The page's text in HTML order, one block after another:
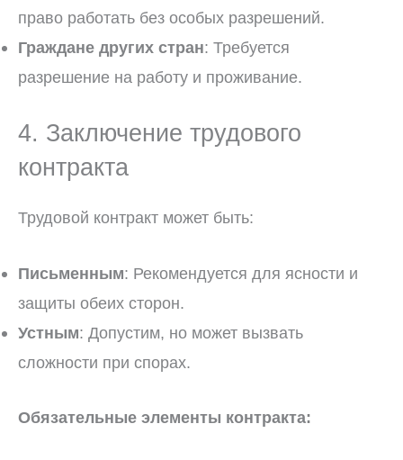
право работать без особых разрешений.
Граждане других стран: Требуется
разрешение на работу и проживание.
4. Заключение трудового
контракта
Трудовой контракт может быть:
Письменным: Рекомендуется для ясности и
защиты обеих сторон.
Устным: Допустим, но может вызвать
сложности при спорах.
Обязательные элементы контракта: